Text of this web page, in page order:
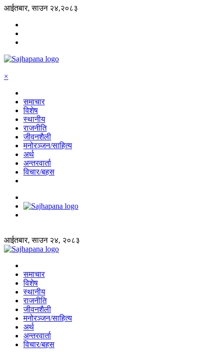
आईतबार, साउन २४,२०८३
×
समाचार
विशेष
स्थानीय
राजनीति
जीवनशैली
मनोरञ्जन/साहित्य
अर्थ
अन्तरवार्ता
विचार/बहस
आईतबार, साउन २४, २०८३
समाचार
विशेष
स्थानीय
राजनीति
जीवनशैली
मनोरञ्जन/साहित्य
अर्थ
अन्तरवार्ता
विचार/बहस